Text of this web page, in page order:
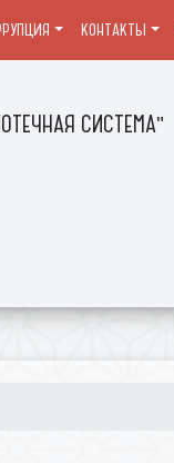
СИСТЕМА"
КОНТАКТЫ